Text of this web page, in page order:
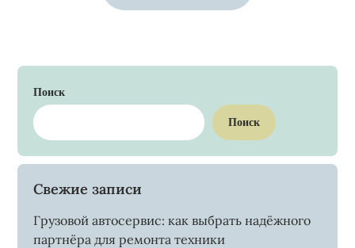
Поиск
Поиск
Свежие записи
Грузовой автосервис: как выбрать надёжного
партнёра для ремонта техники